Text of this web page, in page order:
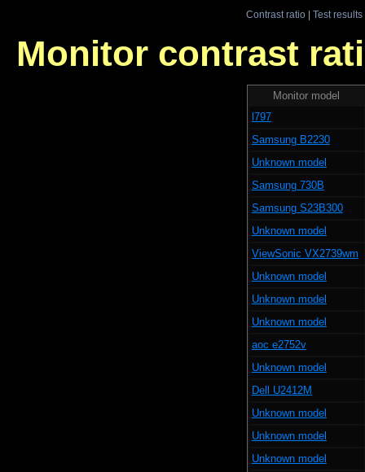
Contrast ratio| Test results
Monitor contrast
Monitor model
l797
Samsung B2230
Unknown model
Samsung 730B
Samsung S23B300
Unknown model
ViewSonic VX2739wm
Unknown model
Unknown model
Unknown model
aoc e2752v
Unknown model
Dell U2412M
Unknown model
Unknown model
Unknown model